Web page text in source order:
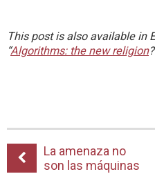
This post is also available in
“Algorithms: the new religion?
La amenaza no
son las máquinas